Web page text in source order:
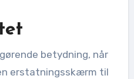
betydning, når
erstatningsskærm til